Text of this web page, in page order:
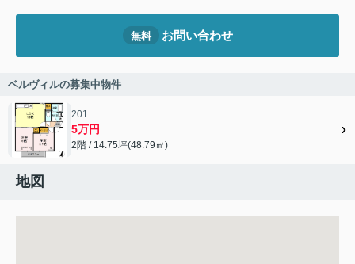
無料 お問い合わせ
ベルヴィルの募集中物件
201
5万円
2階 / 14.75坪(48.79㎡)
地図